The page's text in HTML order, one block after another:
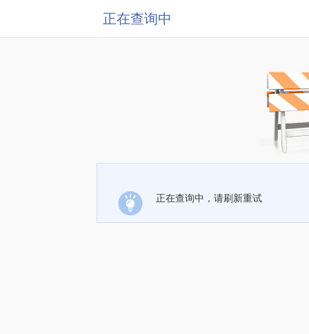
正在查询中
正在查询中，请刷新重试